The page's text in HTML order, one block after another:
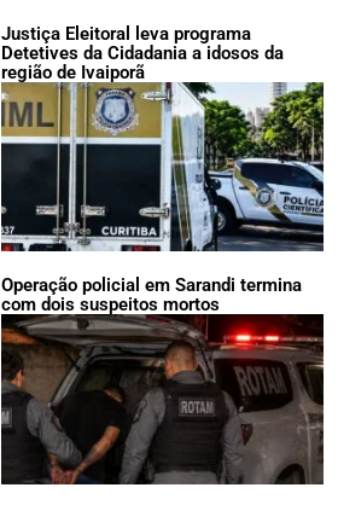
Justiça Eleitoral leva programa
Detetives da Cidadania a idosos da
região de Ivaiporã
Operação policial em Sarandi termina
com dois suspeitos mortos